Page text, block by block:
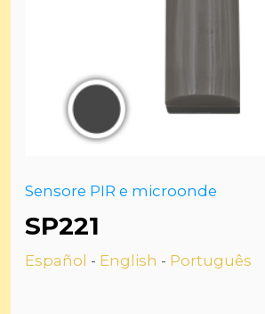
Sensore PIR e microonde
SP221
Español - English - Português